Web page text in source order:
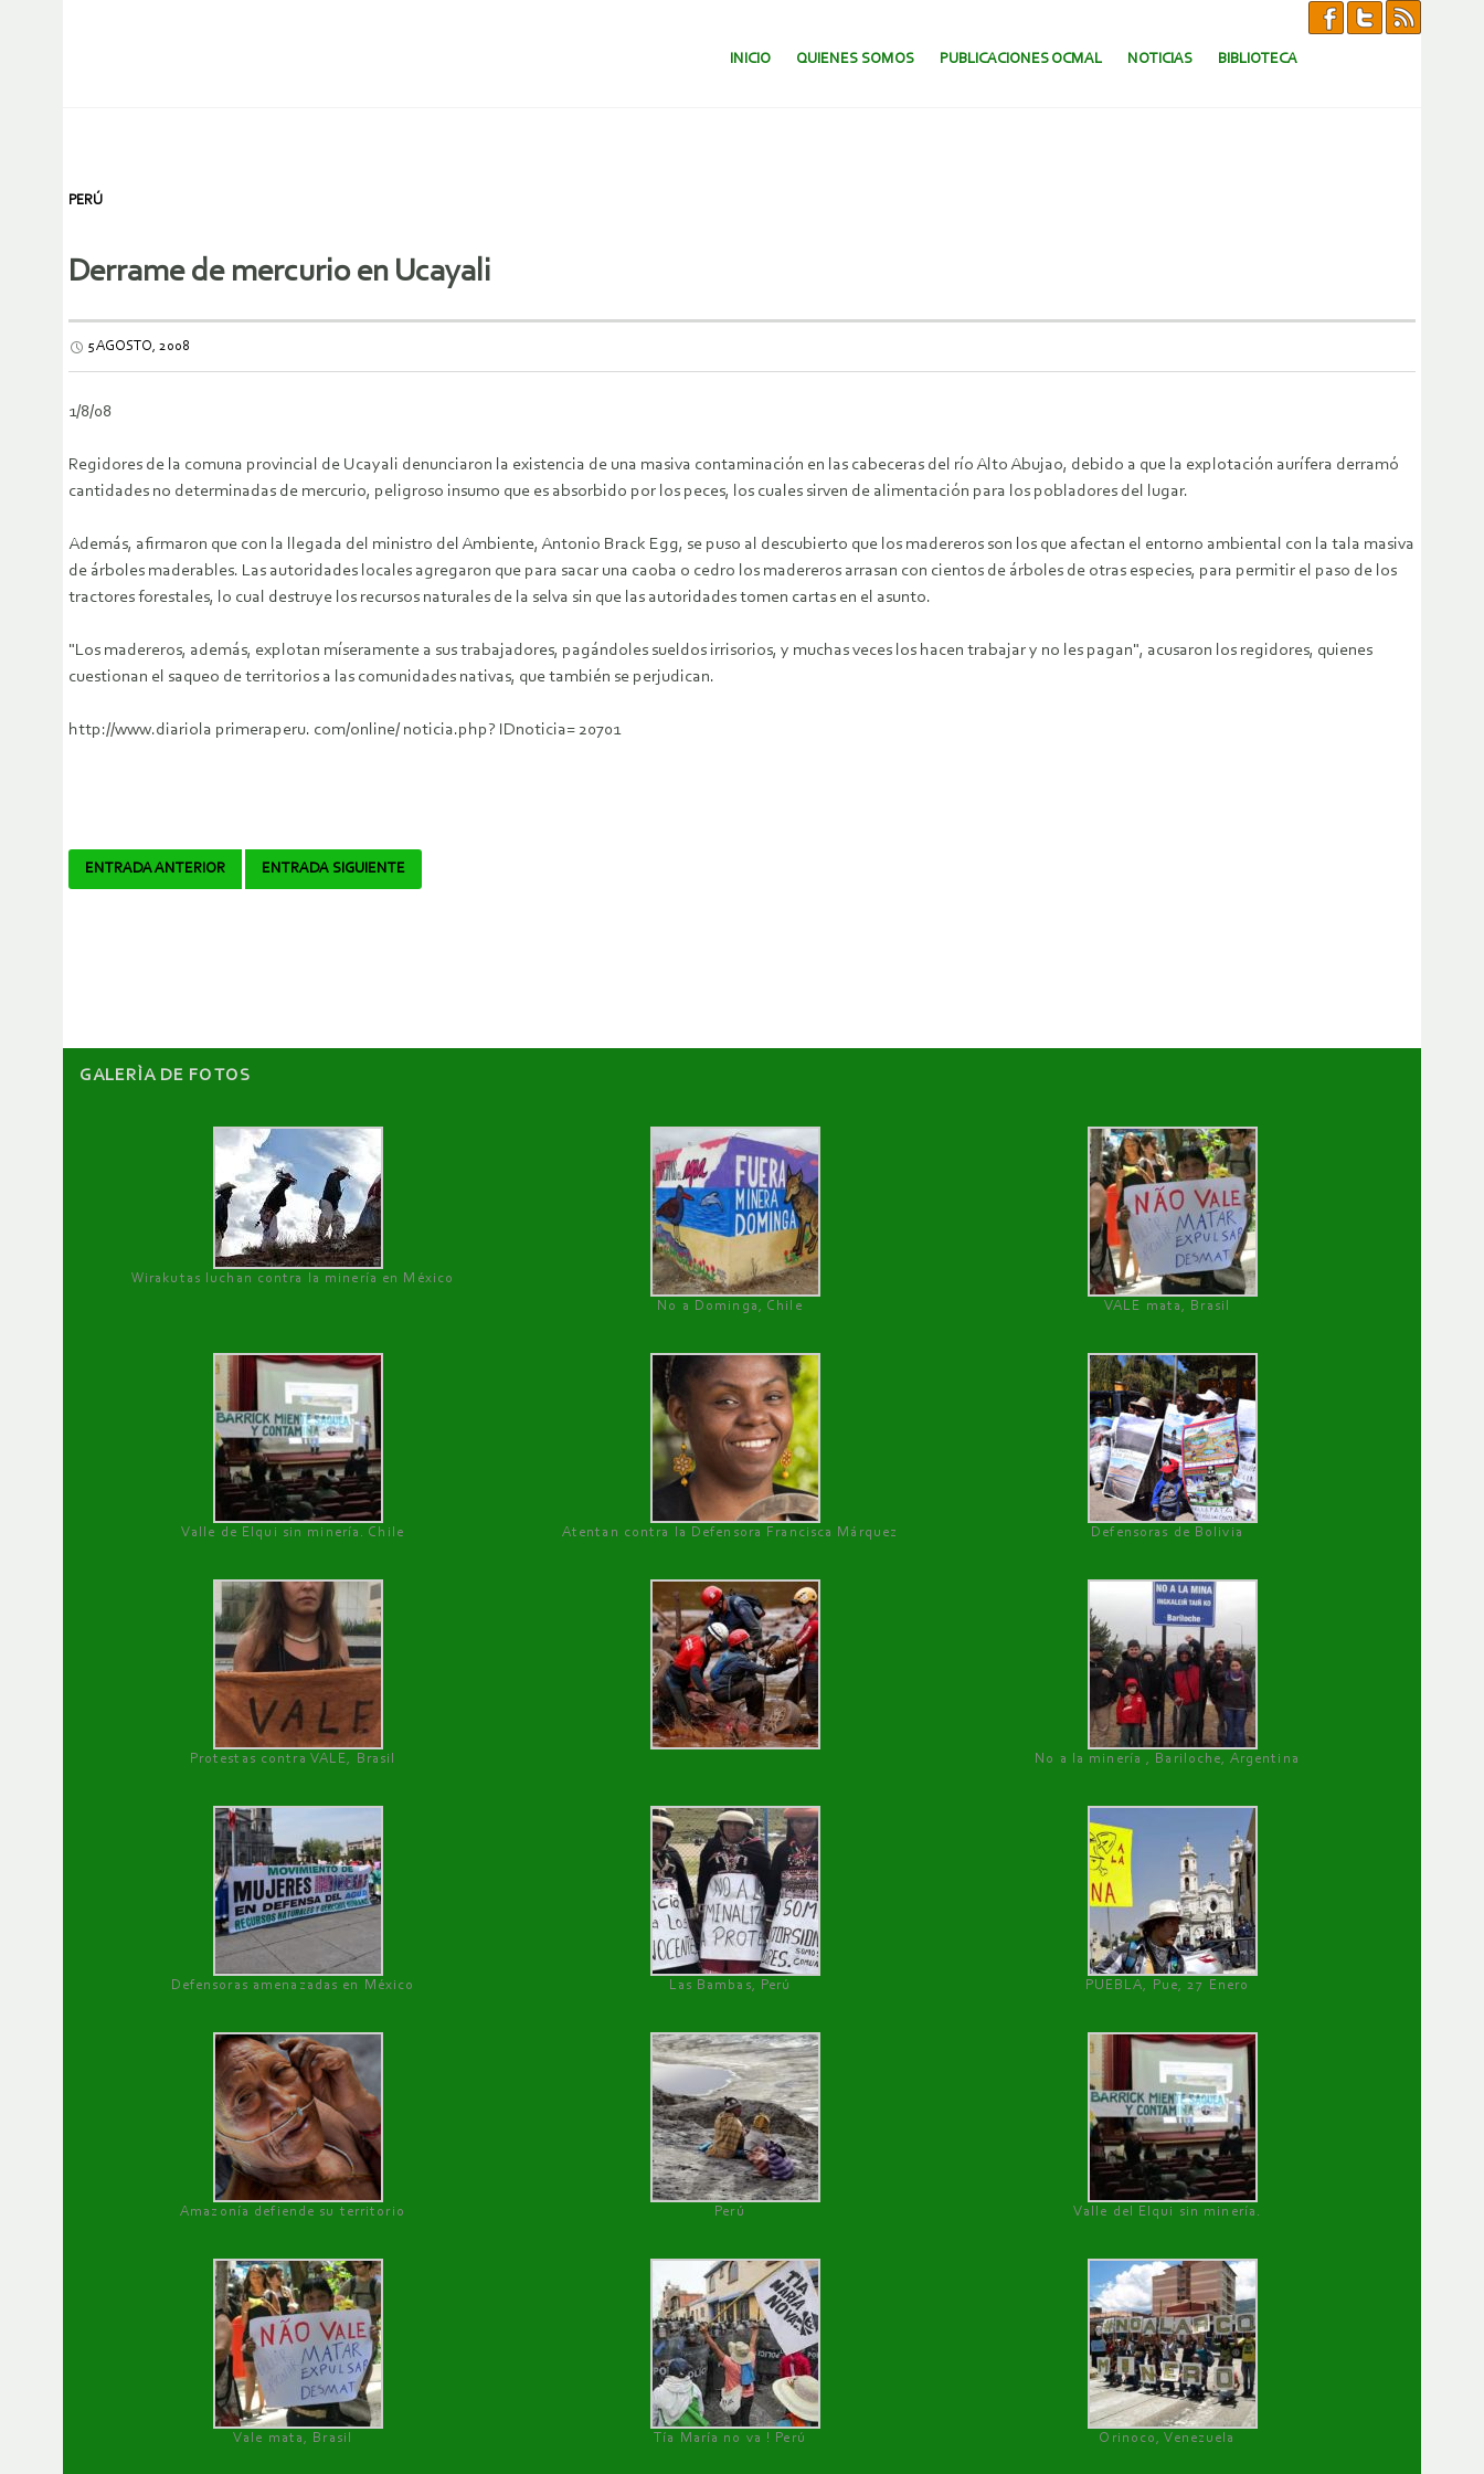
SALTAR AL CONTENIDO.
INICIO QUIENES SOMOS PUBLICACIONES OCMAL NOTICIAS BIBLIOTECA
PERÚ
Derrame de mercurio en Ucayali
5 AGOSTO, 2008
1/8/08
Regidores de la comuna provincial de Ucayali denunciaron la existencia de una masiva contaminación en las cabeceras del río Alto Abujao, debido a que la explotación aurífera derramó
cantidades no determinadas de mercurio, peligroso insumo que es absorbido por los peces, los cuales sirven de alimentación para los pobladores del lugar.
Además, afirmaron que con la llegada del ministro del Ambiente, Antonio Brack Egg, se puso al descubierto que los madereros son los que afectan el entorno ambiental con la tala masiva
de árboles maderables. Las autoridades locales agregaron que para sacar una caoba o cedro los madereros arrasan con cientos de árboles de otras especies, para permitir el paso de los
tractores forestales, lo cual destruye los recursos naturales de la selva sin que las autoridades tomen cartas en el asunto.
"Los madereros, además, explotan míseramente a sus trabajadores, pagándoles sueldos irrisorios, y muchas veces los hacen trabajar y no les pagan", acusaron los regidores, quienes
cuestionan el saqueo de territorios a las comunidades nativas, que también se perjudican.
http://www.diariola primeraperu. com/online/ noticia.php? IDnoticia= 20701
Navegador
ENTRADA ANTERIOR ENTRADA SIGUIENTE
GALERÌA DE FOTOS
Wirakutas luchan contra la minería en México
No a Dominga, Chile
VALE mata, Brasil
Valle de Elqui sin minería. Chile Atentan contra la Defensora Francisca Márquez Defensoras de Bolivia
Protestas contra VALE, Brasil No a la minería , Bariloche, Argentina
Defensoras amenazadas en México Las Bambas, Perú PUEBLA, Pue, 27 Enero
Amazonía defiende su territorio Perú Valle del Elqui sin minería.
Vale mata, Brasil Tía María no va ! Perú Orinoco, Venezuela